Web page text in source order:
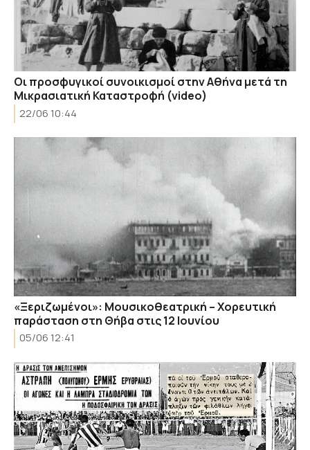
Οι προσφυγικοί συνοικισμοί στην Αθήνα μετά τη
Μικρασιατική Καταστροφή (video)
22/06 10:44
«Ξεριζωμένοι»: Μουσικοθεατρική – Χορευτική
παράσταση στη Θήβα στις 12 Ιουνίου
05/06 12:41